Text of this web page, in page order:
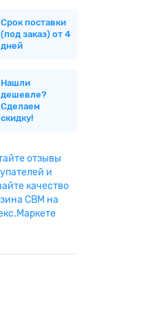
Срок поставки
(под заказ) от 4
дней
Нашли
дешевле?
Сделаем
скидку!